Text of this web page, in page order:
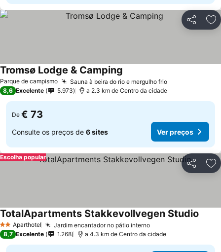
Partilhar
Parque de campismo Sauna à beira do rio e mergulho frio
Tromsø Lodge & Camping
8,6 Excelente 5.973 a 2.3 km de Centro da cidade
De € 73
Consulte os preços de 6 sites Ver preços
Partilhar
Escolha popular
2 EstrelasAparthotel Jardim encantador no pátio interno
TotalApartments Stakkevollvegen Studio
8,7 Excelente 1.268 a 4.3 km de Centro da cidade